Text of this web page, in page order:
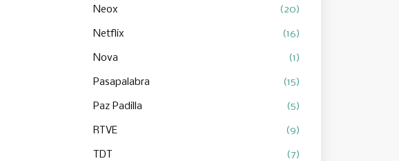
Neox (20)
Netflix (16)
Nova (1)
Pasapalabra (15)
Paz Padilla (5)
RTVE (9)
TDT (7)